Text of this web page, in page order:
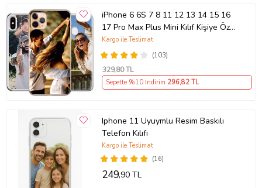
iPhone 6 6S 7 8 11 12 13 14 15 16
17 Pro Max Plus Mini Kılıf Kişiye Özel
Resimli Fotoğraflı Silikon
(103)
Kargo ile Teslimat
329,80 TL
Sepette %10 İndirim 296,82 TL
Iphone 11 Uyuymlu Resim Baskılı
Telefon Kılıfı
(16)
Kargo ile Teslimat
249,90 TL